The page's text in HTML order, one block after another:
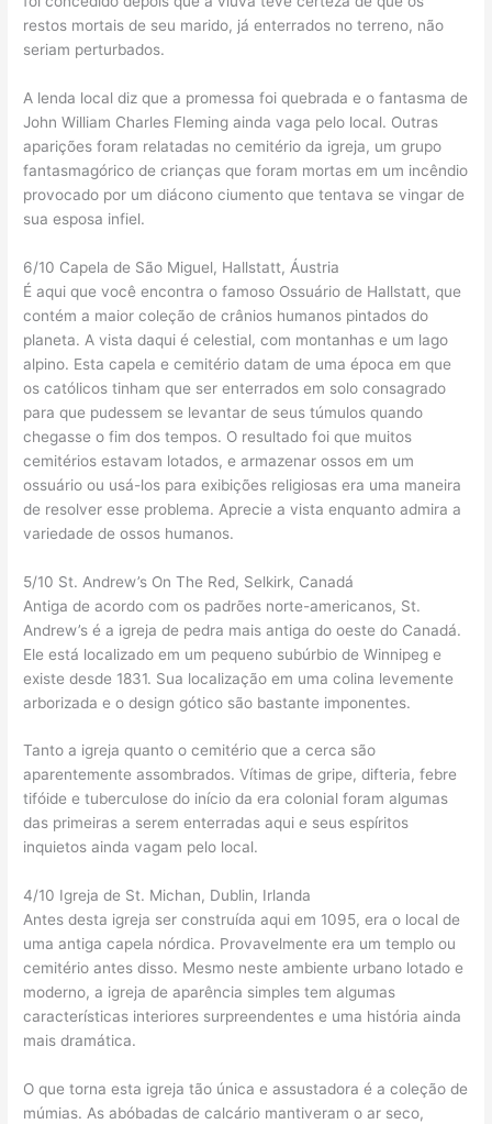
restos mortais de seu marido, já enterrados no terreno, não
seriam perturbados.
A lenda local diz que a promessa foi quebrada e o fantasma de
John William Charles Fleming ainda vaga pelo local. Outras
aparições foram relatadas no cemitério da igreja, um grupo
fantasmagórico de crianças que foram mortas em um incêndio
provocado por um diácono ciumento que tentava se vingar de
sua esposa infiel.
6/10 Capela de São Miguel, Hallstatt, Áustria
É aqui que você encontra o famoso Ossuário de Hallstatt, que
contém a maior coleção de crânios humanos pintados do
planeta. A vista daqui é celestial, com montanhas e um lago
alpino. Esta capela e cemitério datam de uma época em que
os católicos tinham que ser enterrados em solo consagrado
para que pudessem se levantar de seus túmulos quando
chegasse o fim dos tempos. O resultado foi que muitos
cemitérios estavam lotados, e armazenar ossos em um
ossuário ou usá-los para exibições religiosas era uma maneira
de resolver esse problema. Aprecie a vista enquanto admira a
variedade de ossos humanos.
5/10 St. Andrew’s On The Red, Selkirk, Canadá
Antiga de acordo com os padrões norte-americanos, St.
Andrew’s é a igreja de pedra mais antiga do oeste do Canadá.
Ele está localizado em um pequeno subúrbio de Winnipeg e
existe desde 1831. Sua localização em uma colina levemente
arborizada e o design gótico são bastante imponentes.
Tanto a igreja quanto o cemitério que a cerca são
aparentemente assombrados. Vítimas de gripe, difteria, febre
tifóide e tuberculose do início da era colonial foram algumas
das primeiras a serem enterradas aqui e seus espíritos
inquietos ainda vagam pelo local.
4/10 Igreja de St. Michan, Dublin, Irlanda
Antes desta igreja ser construída aqui em 1095, era o local de
uma antiga capela nórdica. Provavelmente era um templo ou
cemitério antes disso. Mesmo neste ambiente urbano lotado e
moderno, a igreja de aparência simples tem algumas
características interiores surpreendentes e uma história ainda
mais dramática.
O que torna esta igreja tão única e assustadora é a coleção de
múmias. As abóbadas de calcário mantiveram o ar seco,